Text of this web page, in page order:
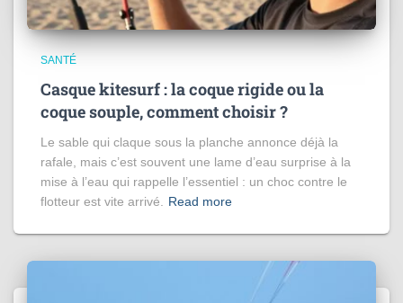
SANTÉ
Casque kitesurf : la coque rigide ou la
coque souple, comment choisir ?
Le sable qui claque sous la planche annonce déjà la
rafale, mais c’est souvent une lame d’eau surprise à la
mise à l’eau qui rappelle l’essentiel : un choc contre le
flotteur est vite arrivé.
Read more